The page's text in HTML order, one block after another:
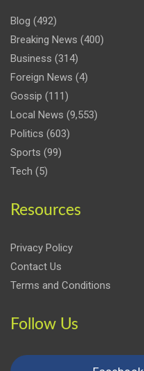
Blog (492)
Breaking News (400)
Business (314)
Foreign News (4)
Gossip (111)
Local News (9,553)
Politics (603)
Sports (99)
Tech (5)
Resources
Privacy Policy
Contact Us
Terms and Conditions
Follow Us